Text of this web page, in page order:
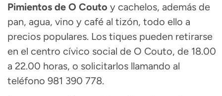
Pimientos de O Couto y cachelos, además de
pan, agua, vino y café al tizón, todo ello a
precios populares. Los tiques pueden retirarse
en el centro cívico social de O Couto, de 18.00
a 22.00 horas, o solicitarlos llamando al
teléfono 981 390 778.